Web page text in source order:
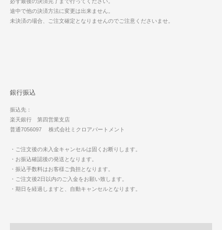
途中で他の決済方法に変更は出来ません。
未決済の場合、ご注文確定となりませんのでご注意くださいませ。
銀行振込
振込先：
楽天銀行 第四営業支店
普通7056097 株式会社ミクロアパートメント
・ご注文後の未入金キャンセルは固くお断りします。
・お振込確認後の発送となります。
・振込手数料はお客様ご負担となります。
・ご注文後2日以内のご入金をお願い致します。
・期日を経過しますと、自動キャンセルとなります。